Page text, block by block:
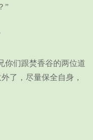
”
们跟焚香谷的两位道
了，尽量保全自身，